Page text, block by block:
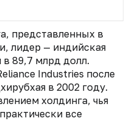
представленных в
лидер — индийская
в 89,7 млрд долл.
Industries после
в 2002 году.
холдинга, чья
все